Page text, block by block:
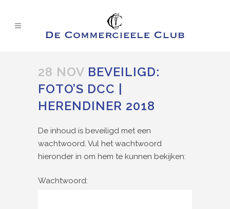
28 NOV BEVEILIGD:
FOTO’S DCC |
HERENDINER 2018
De inhoud is beveiligd met een
wachtwoord. Vul het wachtwoord
hieronder in om hem te kunnen bekijken:
Wachtwoord: